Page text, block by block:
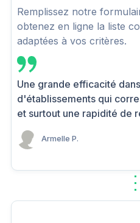
Remplissez notre
obtenez en ligne la liste
adaptées à vos critères.
Une grande efficacité
d'établissements qui
et surtout une rapidité de
Armelle P.